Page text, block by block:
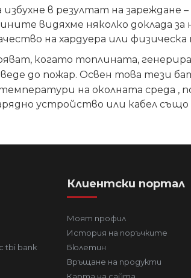
в резултат на
видяхме няколко доклада за
на хардуера или физическа
когато топлината,
до пожар. Освен това
на околната среда ,
устройство или кабел
tbi bank
Клиентски портал
Моят профил
История на поръчките
Бюлетин
Връщане на продукти